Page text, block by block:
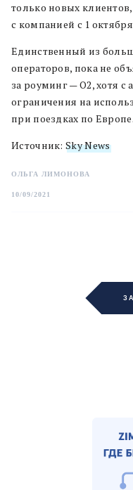
только новых
с компанией с 1
Единственный из
операторов, пока не
за роуминг — O2, хотя с
ограничения на
при поездках по Европе.
Источник: Sky News
ОЛЬГА ЛИМОНОВА
10/09/2021